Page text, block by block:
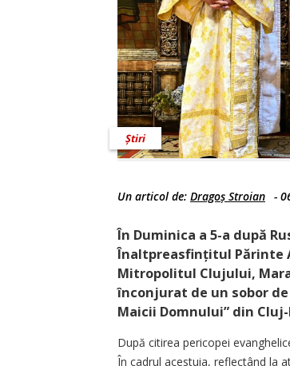
Știri
Un articol de: Dragoș Stroian -
În Duminica a 5-a după
Înaltpreasfințitul Părinte
Mitropolitul Clujului,
înconjurat de un sobor
Maicii Domnului” din
După citirea pericopei
În cadrul acestuia, reflectând la